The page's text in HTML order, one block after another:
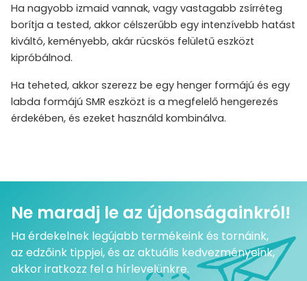
Ha nagyobb izmaid vannak, vagy vastagabb zsírréteg
borítja a tested, akkor célszerűbb egy intenzívebb hatást
kiváltó, keményebb, akár rücskös felületű eszközt
kipróbálnod.
Ha teheted, akkor szerezz be egy henger formájú és egy
labda formájú SMR eszközt is a megfelelő hengerezés
érdekében, és ezeket használd kombinálva.
Ne maradj le az újdonságainkról!
Ha érdekelnek legújabb termékeink és tornáink,
az edzőink tippjei, és az aktuális kedvezményeink,
akkor iratkozz fel a hírlevelünkre.